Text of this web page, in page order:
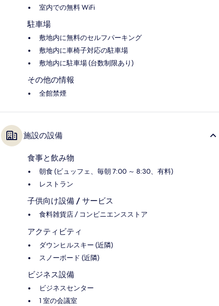
室内での無料 WiFi
駐車場
敷地内に無料のセルフパーキング
敷地内に車椅子対応の駐車場
敷地内に駐車場 (台数制限あり)
その他の情報
全館禁煙
施設の設備
食事と飲み物
朝食 (ビュッフェ、毎朝 7:00 ～ 8:30、有料)
レストラン
子供向け設備 / サービス
食料雑貨店 / コンビニエンスストア
アクティビティ
ダウンヒルスキー (近隣)
スノーボード (近隣)
ビジネス設備
ビジネスセンター
1 室の会議室